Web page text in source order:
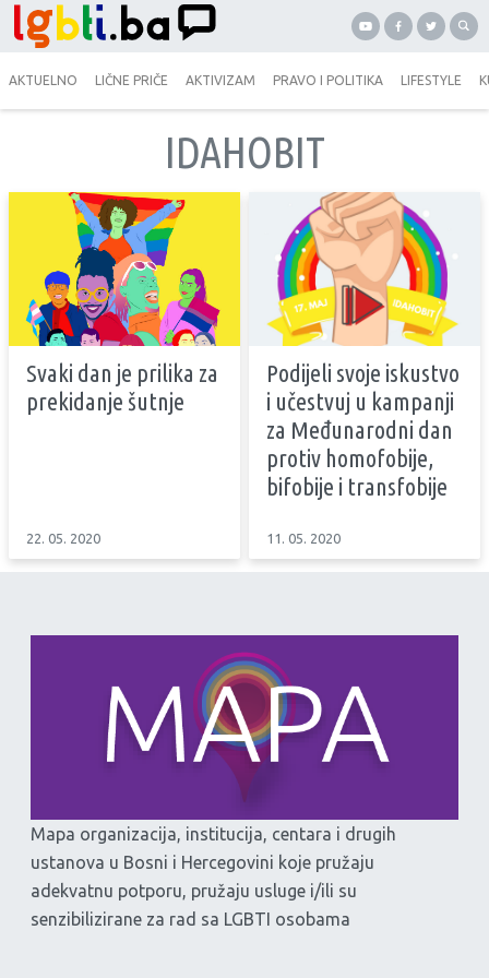
AKTUELNO LIČNE PRIČE AKTIVIZAM PRAVO I POLITIKA LIFESTYLE
IDAHOBIT
Svaki dan je prilika za
prekidanje šutnje
22. 05. 2020
Podijeli svoje iskustvo
i učestvuj u kampanji
za Međunarodni dan
protiv homofobije,
bifobije i transfobije
11. 05. 2020
Mapa organizacija, institucija, centara i drugih
ustanova u Bosni i Hercegovini koje pružaju
adekvatnu potporu, pružaju usluge i/ili su
senzibilizirane za rad sa LGBTI osobama